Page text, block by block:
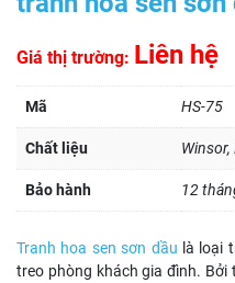
Giá thị trường: Liên hệ
Mã HS-75
Chất liệu
Bảo hành 12
Tranh hoa sen sơn dầu là loại
treo phòng khách gia đình.